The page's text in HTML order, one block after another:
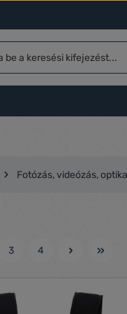
Fotózás, videózás, optika
Oldal
3
Oldal
4